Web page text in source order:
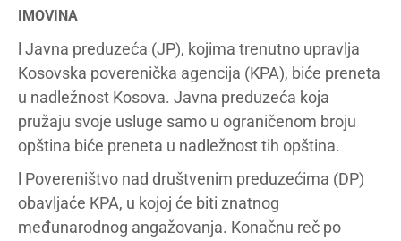
IMOVINA
l Javna preduzeća (JP), kojima trenutno upravlja
Kosovska poverenička agencija (KPA), biće preneta
u nadležnost Kosova. Javna preduzeća koja
pružaju svoje usluge samo u ograničenom broju
opština biće preneta u nadležnost tih opština.
l Povereništvo nad društvenim preduzećima (DP)
obavljaće KPA, u kojoj će biti znatnog
međunarodnog angažovanja. Konačnu reč po